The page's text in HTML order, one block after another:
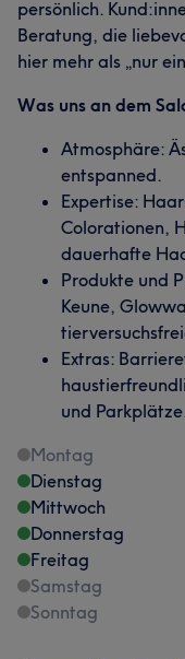
persönlich.
Beratung, die
hier mehr als „nur
Was uns an dem
Atmosphäre:
entspanned.
Expertise:
Colorationen,
dauerhafte
Produkte und
Keune,
Extras:
und
Montag
Dienstag
Mittwoch
Donnerstag
Freitag
Samstag
Sonntag